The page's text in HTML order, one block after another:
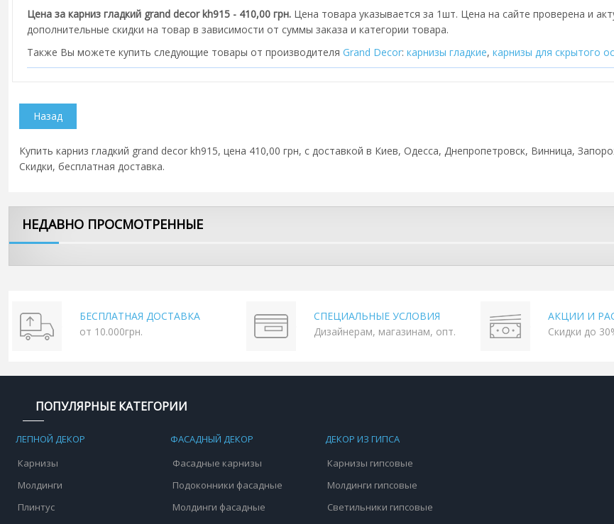
Цена за карниз гладкий grand decor kh915 - 410,00 грн. Цена товара указывается за 1шт. Цена на сайте проверена и
дополнительные скидки на товар в зависимости от суммы заказа и категории товара.
Также Вы можете купить следующие товары от производителя Grand Decor: карнизы гладкие, карнизы для скрытого
Купить карниз гладкий grand decor kh915, цена 410,00 грн, с доставкой в Киев, Одесса, Днепропетровск, Винница,
Скидки, бесплатная доставка.
НЕДАВНО ПРОСМОТРЕННЫЕ
БЕСПЛАТНАЯ ДОСТАВКА
от 10.000грн.
СПЕЦИАЛЬНЫЕ УСЛОВИЯ
Дизайнерам, магазинам, опт.
АКЦИИ И
Скидки до
ПОПУЛЯРНЫЕ КАТЕГОРИИ
ЛЕПНОЙ ДЕКОР
Карнизы
Молдинги
Плинтус
ФАСАДНЫЙ ДЕКОР
Фасадные карнизы
Подоконники фасадные
Молдинги фасадные
ДЕКОР ИЗ ГИПСА
Карнизы гипсовые
Молдинги гипсовые
Светильники гипсовые